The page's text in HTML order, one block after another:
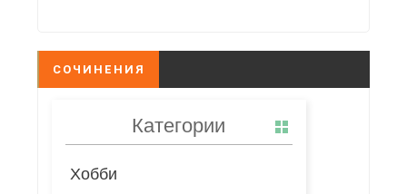
СОЧИНЕНИЯ
Категории
Хобби